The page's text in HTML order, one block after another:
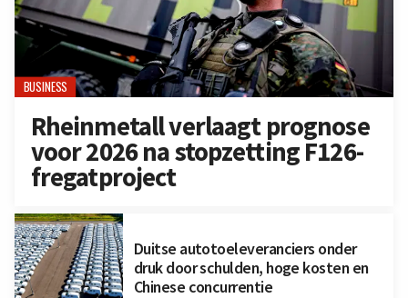
BUSINESS
Rheinmetall verlaagt prognose
voor 2026 na stopzetting F126-
fregatproject
Duitse autotoeleveranciers onder
druk door schulden, hoge kosten en
Chinese concurrentie